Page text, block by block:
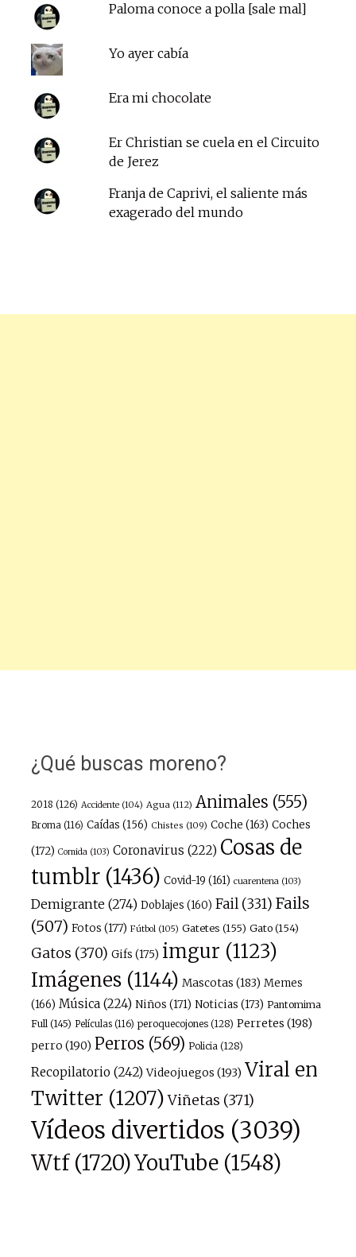
Paloma conoce a polla [sale mal]
Yo ayer cabía
Era mi chocolate
Er Christian se cuela en el Circuito
de Jerez
Franja de Caprivi, el saliente más
exagerado del mundo
¿Qué buscas moreno?
2018 (126) Accidente(104) Agua(112) Animales (555)
Broma(116) Caídas (156) Chistes (109) Coche (163) Coches
(172) Comida(103) Coronavirus (222) Cosas de
tumblr(1436) Covid-19 (161) cuarentena(103)
Demigrante(274) Doblajes (160) Fail(331) Fails
(507) Fotos (177) Fútbol(105) Gatetes (155) Gato(154)
Gatos (370) Gifs (175) imgur (1123)
Imágenes(1144) Mascotas (183) Memes
(166) Música(224) Niños (171) Noticias (173) Pantomima
Full(145) Películas(116) peroquecojones(128) Perretes (198)
perro (190) Perros (569) Policia(128)
Recopilatorio (242) Videojuegos (193) Viral en
Twitter (1207) Viñetas (371)
Vídeos divertidos (3039)
Wtf(1720)YouTube(1548)